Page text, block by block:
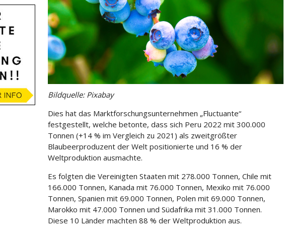
Bildquelle: Pixabay
Dies hat das Marktforschungsunternehmen „Fluctuante“
festgestellt, welche betonte, dass sich Peru 2022 mit 300.000
Tonnen (+14 % im Vergleich zu 2021) als zweitgrößter
Blaubeerproduzent der Welt positionierte und 16 % der
Weltproduktion ausmachte.
Es folgten die Vereinigten Staaten mit 278.000 Tonnen, Chile mit
166.000 Tonnen, Kanada mit 76.000 Tonnen, Mexiko mit 76.000
Tonnen, Spanien mit 69.000 Tonnen, Polen mit 69.000 Tonnen,
Marokko mit 47.000 Tonnen und Südafrika mit 31.000 Tonnen.
Diese 10 Länder machten 88 % der Weltproduktion aus.